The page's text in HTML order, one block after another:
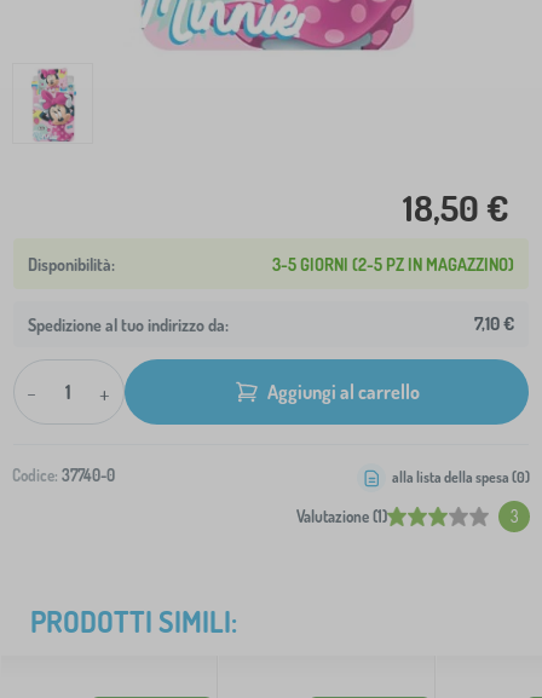
18,50 €
3-5 GIORNI (2-5 PZ IN MAGAZZINO)
Spedizione al tuo indirizzo da: 7,10 €
- + Aggiungi al carrello
Codice: 37740-0
Valutazione (1) 3
alla lista della spesa (0)
PRODOTTI SIMILI: